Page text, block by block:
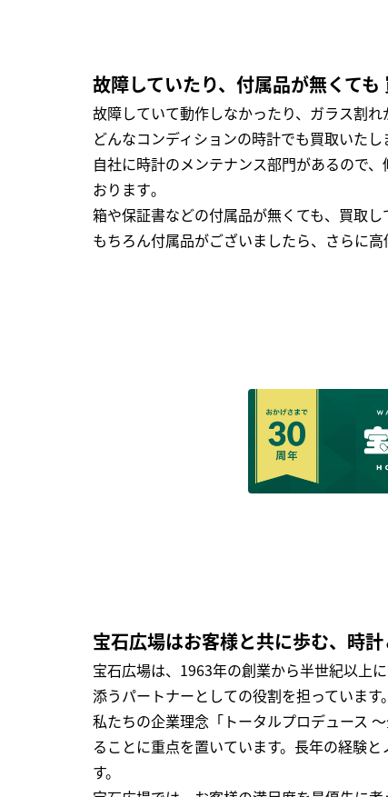
故障していたり、付属品が無くても
故障していて動作しなかったり、ガラス割れ
どんなコンディションの時計でも買取いたし
自社に時計のメンテナンス部門があるので
おります｡
箱や保証書などの付属品が無くても、買取し
もちろん付属品がございましたら、さらに
宝石広場はお客様と共に歩む、時計
宝石広場は、1963年の創業から半世紀以上
添うパートナーとしての役割を担っています。
私たちの企業理念「トータルプロデュース
ることに重点を置いています。長年の経験
す。